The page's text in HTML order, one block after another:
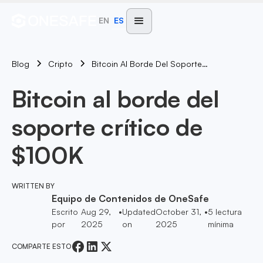
EN ES
Blog Cripto Bitcoin Al Borde Del Soporte Crítico De $100K
Bitcoin al borde del
soporte crítico de
$100K
WRITTEN BY
Equipo de Contenidos de OneSafe
Escrito
por
Aug 29,
2025
•Updated
on
October 31,
2025
•5 lectura
mínima
COMPARTE ESTO